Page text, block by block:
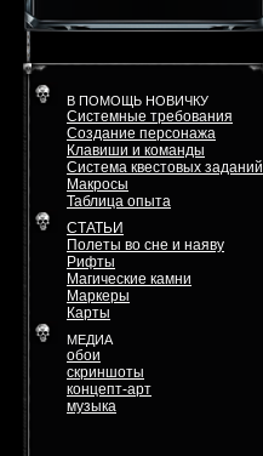
В ПОМОЩЬ НОВИЧКУ
Системные требования
Создание персонажа
Клавиши и команды
Система квестовых заданий
Макросы
Таблица опыта
СТАТЬИ
Полеты во сне и наяву
Рифты
Магические камни
Маркеры
Карты
МЕДИА
обои
скриншоты
концепт-арт
музыка